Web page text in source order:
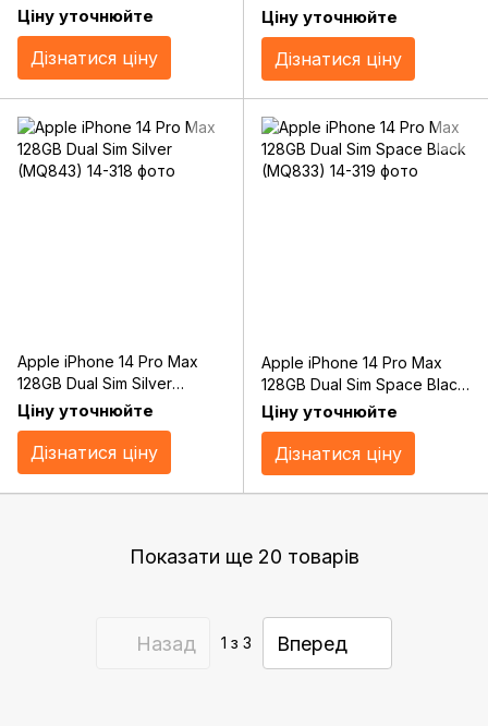
(MQ863)
Ціну уточнюйте
Дізнатися ціну
(MQ853)
Ціну уточнюйте
Дізнатися ціну
Apple iPhone 14 Pro Max
128GB Dual Sim Silver
(MQ843)
Ціну уточнюйте
Дізнатися ціну
Apple iPhone 14 Pro Max
128GB Dual Sim Space Black
(MQ833)
Ціну уточнюйте
Дізнатися ціну
Показати ще 20 товарів
Назад 1 з 3 Вперед